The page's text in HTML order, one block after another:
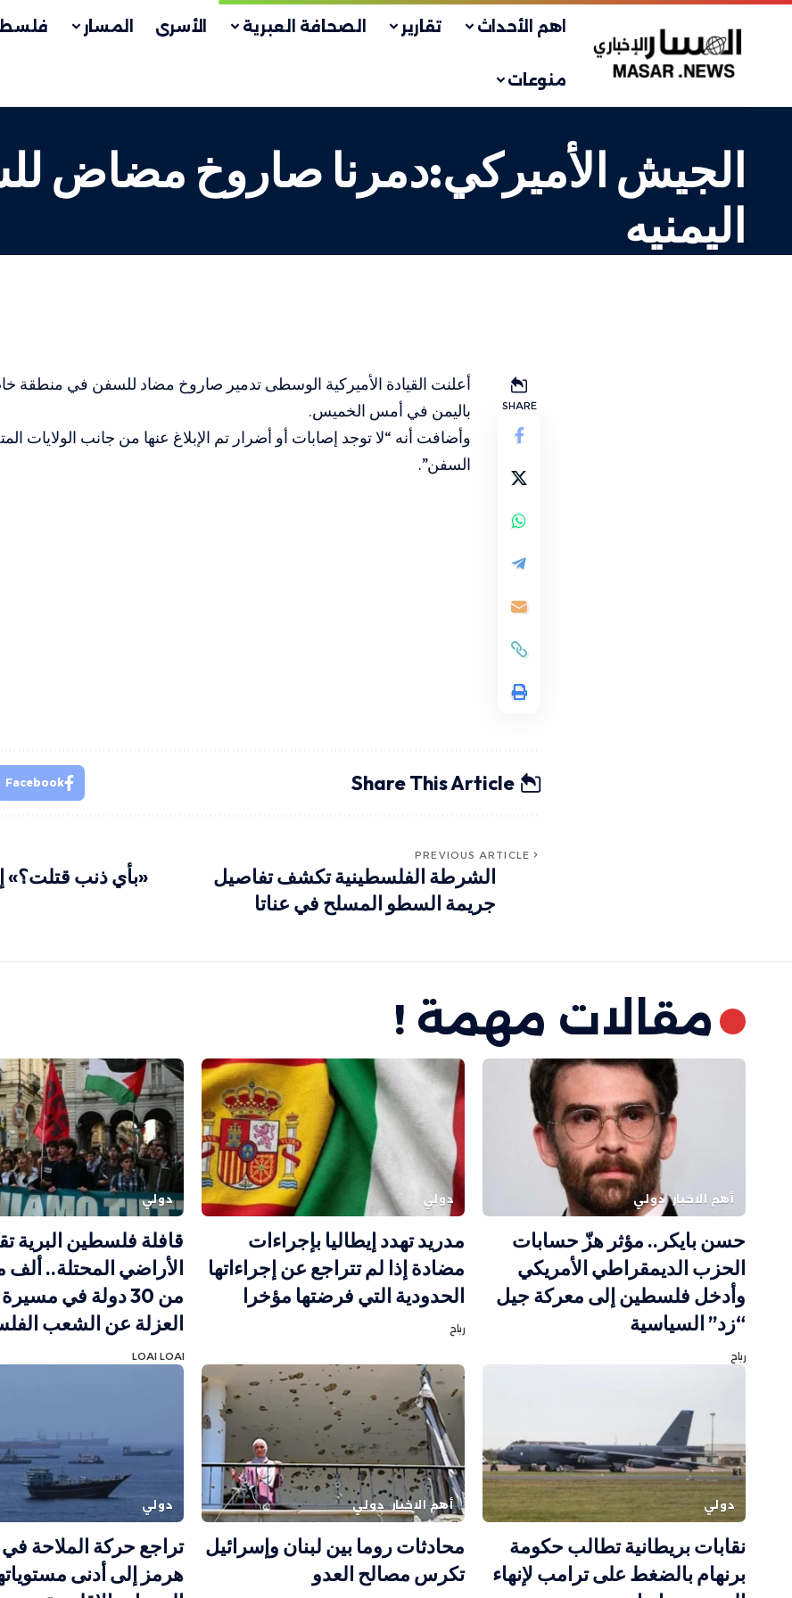
اهم الأحداث تقارير الصحافة العبرية الأسرى المسار
منوعات
الجيش الأميركي:دمرنا صاروخ مضاض
اليمنيه
SHARE
أعلنت القيادة الأميركية الوسطى تدمير صاروخ مضاد للسفن في منطقة
باليمن في أمس الخميس.
وأضافت أنه “لا توجد إصابات أو أضرار تم الإبلاغ عنها من جانب الولايات
السفن”.
Share This Article
Facebook
PREVIOUS ARTICLE
الشرطة الفلسطينية تكشف تفاصيل
جريمة السطو المسلح في عناتا
«بأي ذنب قتلت؟»
مقالات مهمة !
أهم الاخبار دولي
حسن بايكر.. مؤثر هزّ حسابات
الحزب الديمقراطي الأمريكي
وأدخل فلسطين إلى معركة جيل
“زد” السياسية
رباح
دولي
مدريد تهدد إيطاليا بإجراءات
مضادة إذا لم تتراجع عن إجراءاتها
الحدودية التي فرضتها مؤخرا
رباح
دولي
قافلة فلسطين البرية
الأراضي المحتلة..
من 30 دولة في
العزلة عن الشعب
LOAI LOAI
دولي
نقابات بريطانية تطالب حكومة
برنهام بالضغط على ترامب لإنهاء
أهم الاخبار دولي
محادثات روما بين لبنان وإسرائيل
تكرس مصالح العدو
دولي
تراجع حركة الملاحة
هرمز إلى أدنى